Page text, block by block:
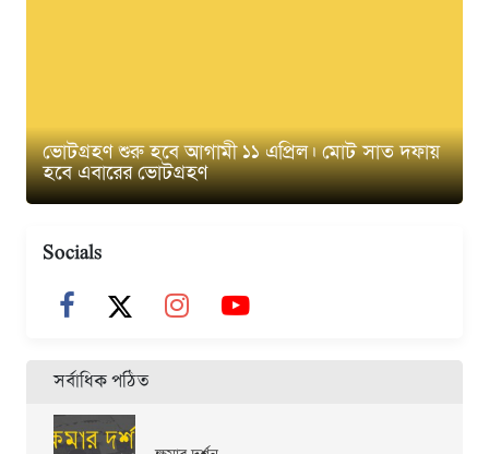
ভোটগ্রহণ শুরু হবে আগামী ১১ এপ্রিল। মোট সাত দফায়
হবে এবারের ভোটগ্রহণ
Socials
সর্বাধিক পঠিত